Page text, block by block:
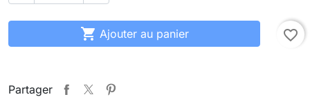
 Ajouter au panier favorite_border
Partager